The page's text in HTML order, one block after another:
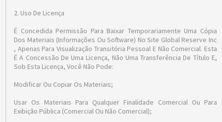
2. Uso De Licença
É Concedida Permissão Para Baixar Temporariamente Uma Cópia
Dos Materiais (informações Ou Software) No Site Global Reserve Inc
, Apenas Para Visualização Transitória Pessoal E Não Comercial. Esta
É A Concessão De Uma Licença, Não Uma Transferência De Título E,
Sob Esta Licença, Você Não Pode:
Modificar Ou Copiar Os Materiais;
Usar Os Materiais Para Qualquer Finalidade Comercial Ou Para
Exibição Pública (comercial Ou Não Comercial);